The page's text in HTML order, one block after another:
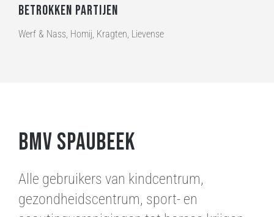
Betrokken partijen
Werf & Nass, Homij, Kragten, Lievense
BMV Spaubeek
Alle gebruikers van kindcentrum,
gezondheidscentrum, sport- en